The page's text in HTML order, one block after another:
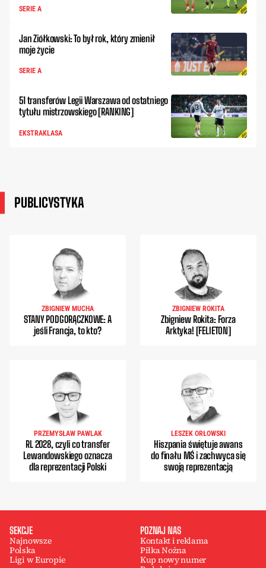
SERIE A
Jan Ziółkowski: To był rok, który zmienił
moje życie
SERIE A
51 transferów Legii Warszawa od ostatniego
tytułu mistrzowskiego [RANKING]
EKSTRAKLASA
PUBLICYSTYKA
ZBIGNIEW MUCHA
STANY PODGORĄCZKOWE: A
jeśli Francja, to kto?
ZBIGNIEW ROKITA
Zbigniew Rokita: Forza
Arktyka! [FELIETON]
PRZEMYSŁAW PAWLAK
RL 2028, czyli co transfer
Lewandowskiego oznacza
dla reprezentacji Polski
LESZEK ORŁOWSKI
Hiszpania świętuje awans
do finału MŚ i zachwyca się
swoją reprezentacją
SEKCJE
Najnowsze
Polska
Ligi w Europie
POZNAJ NAS
Kontakt i reklama
Piłka Nożna
Kup nowy numer